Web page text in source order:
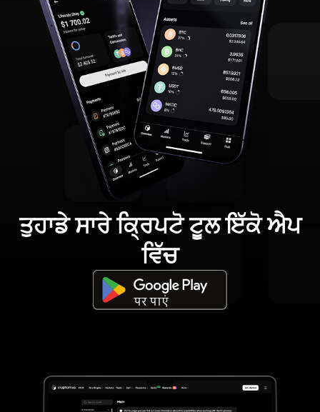
ਤੁਹਾਡੇ ਸਾਰੇ ਕ੍ਰਿਪਟੋ ਟੂਲ ਇੱਕੋ ਐਪ
ਵਿੱਚ